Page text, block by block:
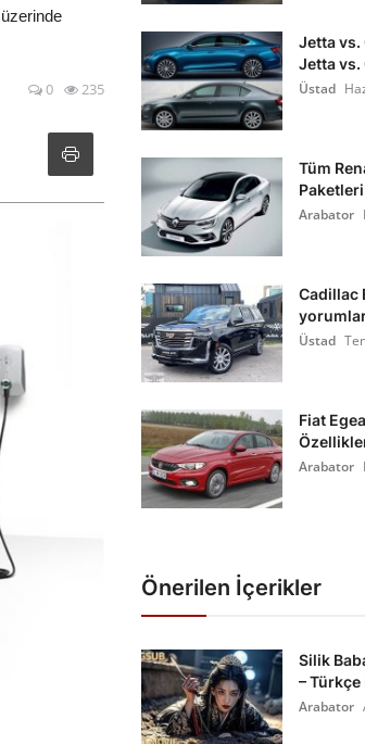
üzerinde
0 235
Jetta vs.
Jetta vs.
Üstad
Tüm
Arabator
Cadillac
Üstad
Fiat
Arabator
Önerilen İçerikler
Silik
– Türkçe
Arabator